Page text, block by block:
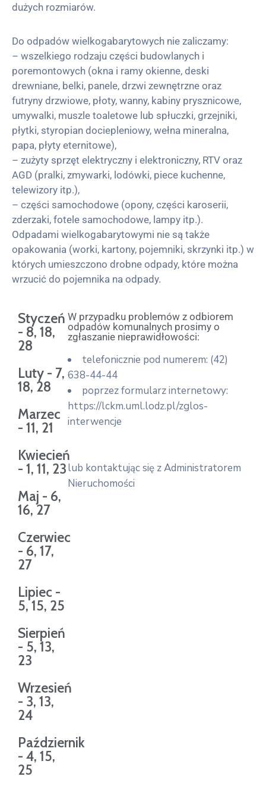
dużych rozmiarów.
Do odpadów wielkogabarytowych nie zaliczamy:
– wszelkiego rodzaju części budowlanych i
poremontowych (okna i ramy okienne, deski
drewniane, belki, panele, drzwi zewnętrzne oraz
futryny drzwiowe, płoty, wanny, kabiny prysznicowe,
umywalki, muszle toaletowe lub spłuczki, grzejniki,
płytki, styropian dociepleniowy, wełna mineralna,
papa, płyty eternitowe),
– zużyty sprzęt elektryczny i elektroniczny, RTV oraz
AGD (pralki, zmywarki, lodówki, piece kuchenne,
telewizory itp.),
– części samochodowe (opony, części karoserii,
zderzaki, fotele samochodowe, lampy itp.).
Odpadami wielkogabarytowymi nie są także
opakowania (worki, kartony, pojemniki, skrzynki itp.) w
których umieszczono drobne odpady, które można
wrzucić do pojemnika na odpady.
Styczeń
- 8, 18,
28
Luty - 7,
18, 28
Marzec
- 11, 21
Kwiecień
- 1, 11, 23
Maj - 6,
16, 27
Czerwiec
- 6, 17,
27
Lipiec -
5, 15, 25
Sierpień
- 5, 13,
23
Wrzesień
- 3, 13,
24
Październik
- 4, 15,
25
W przypadku problemów z odbiorem
odpadów komunalnych prosimy o
zgłaszanie nieprawidłowości:
telefonicznie pod numerem: (42)
638-44-44
poprzez formularz internetowy:
https://lckm.uml.lodz.pl/zglos-
interwencje
lub kontaktując się z Administratorem
Nieruchomości